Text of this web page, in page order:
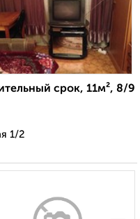
срок, 11м², 8/9
1/2